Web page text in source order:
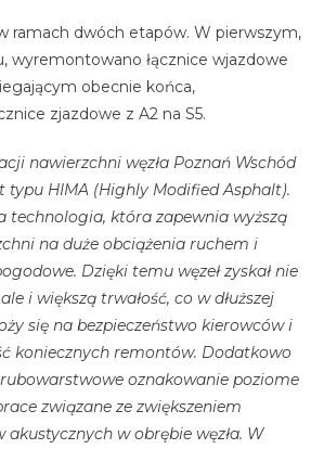
ramach dwóch etapów. W pierwszym,
wyremontowano łącznice wjazdowe
obecnie końca,
zjazdowe z A2 na S5.
nawierzchni węzła Poznań Wschód
typu HIMA (Highly Modified Asphalt).
technologia, która zapewnia wyższą
na duże obciążenia ruchem i
Dzięki temu węzeł zyskał nie
i większą trwałość, co w dłuższej
się na bezpieczeństwo kierowców i
koniecznych remontów. Dodatkowo
oznakowanie poziome
związane ze zwiększeniem
akustycznych w obrębie węzła. W